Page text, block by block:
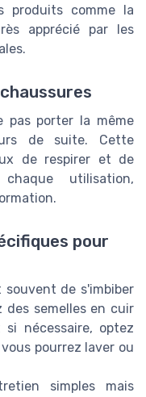
produits comme la
apprécié par les
pas porter la même
de suite. Cette
de respirer et de
utilisation,
pour
souvent de s'imbiber
des semelles en cuir
nécessaire, optez
pourrez laver ou
simples mais